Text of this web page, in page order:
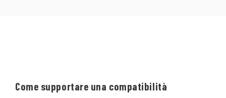
Come supportare una compatibilità